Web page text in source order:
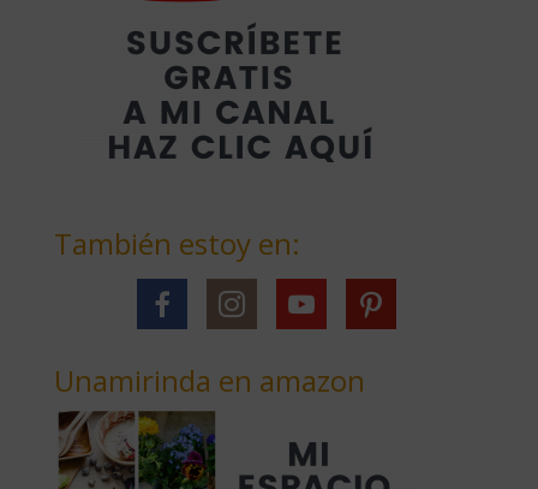
También estoy en:
Unamirinda en amazon